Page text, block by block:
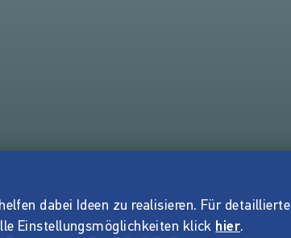
dabei Ideen zu realisieren. Für detaillierte
Einstellungsmöglichkeiten klick hier.